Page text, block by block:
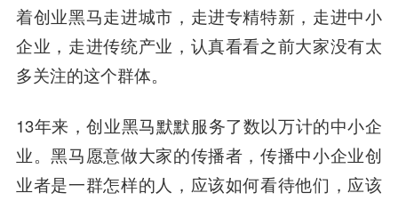
着创业黑马走进城市，走进专精特新，走进中小
企业，走进传统产业，认真看看之前大家没有太
多关注的这个群体。
13年来，创业黑马默默服务了数以万计的中小企
业。黑马愿意做大家的传播者，传播中小企业创
业者是一群怎样的人，应该如何看待他们，应该